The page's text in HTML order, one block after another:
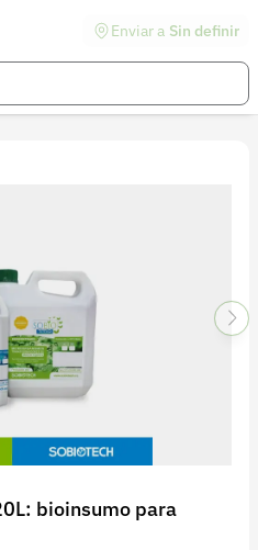
Enviar a Sin definir
bioinsumo para